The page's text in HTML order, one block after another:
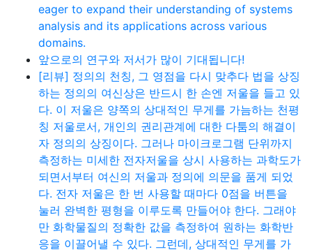
eager to expand their understanding of systems
analysis and its applications across various
domains.
앞으로의 연구와 저서가 많이 기대됩니다!
[리뷰] 정의의 천칭, 그 영점을 다시 맞추다 법을 상징
하는 정의의 여신상은 반드시 한 손엔 저울을 들고 있
다. 이 저울은 양쪽의 상대적인 무게를 가늠하는 천평
칭 저울로서, 개인의 권리관계에 대한 다툼의 해결이
자 정의의 상징이다. 그러나 마이크로그램 단위까지
측정하는 미세한 전자저울을 상시 사용하는 과학도가
되면서부터 여신의 저울과 정의에 의문을 품게 되었
다. 전자 저울은 한 번 사용할 때마다 0점을 버튼을
눌러 완벽한 평형을 이루도록 만들어야 한다. 그래야
만 화학물질의 정확한 값을 측정하여 원하는 화학반
응을 이끌어낼 수 있다. 그런데, 상대적인 무게를 가